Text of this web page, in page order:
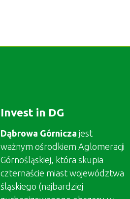
Invest in DG
Dąbrowa Górnicza jest
ważnym ośrodkiem Aglomeracji
Górnośląskiej, która skupia
czternaście miast województwa
śląskiego (najbardziej